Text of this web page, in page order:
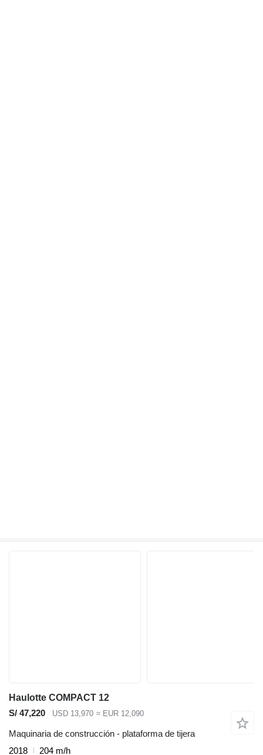
Haulotte COMPACT 12
S/ 47,220
USD 13,970 ≈ EUR 12,090
Maquinaria de construcción - plataforma de tijera
2018
204 m/h